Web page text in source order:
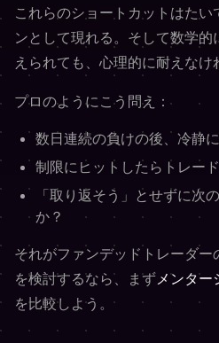
これらのショートカットはた
ンとして現れる。そして数学
えられても、心理的に耐えなけ
プロのようにこう問え：
数日連続の負けの後、冷静
制限にヒットしたらトレー
「取り返そう」とせずに次
か？
それがファンデッドトレーダー
を検討するなら、まずメンター
を比較しよう。